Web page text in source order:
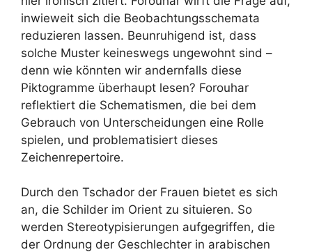
inwieweit sich die Beobachtungsschemata
reduzieren lassen. Beunruhigend ist, dass
solche Muster keineswegs ungewohnt sind –
denn wie könnten wir andernfalls diese
Piktogramme überhaupt lesen? Forouhar
reflektiert die Schematismen, die bei dem
Gebrauch von Unterscheidungen eine Rolle
spielen, und problematisiert dieses
Zeichenrepertoire.
Durch den Tschador der Frauen bietet es sich
an, die Schilder im Orient zu situieren. So
werden Stereotypisierungen aufgegriffen, die
der Ordnung der Geschlechter in arabischen